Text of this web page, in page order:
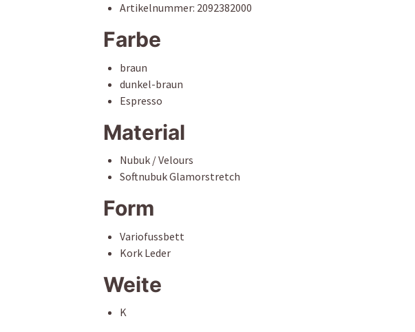
Artikelnummer: 2092382000
Farbe
braun
dunkel-braun
Espresso
Material
Nubuk / Velours
Softnubuk Glamorstretch
Form
Variofussbett
Kork Leder
Weite
K